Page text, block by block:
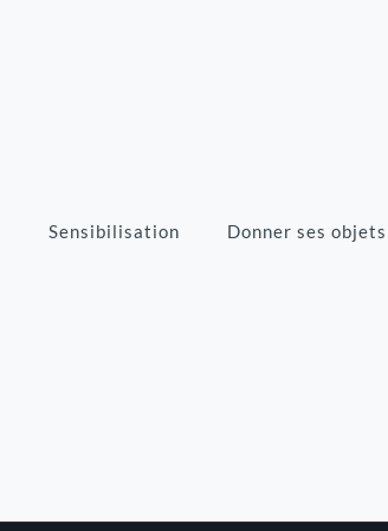
Sensibilisation Donner ses objets